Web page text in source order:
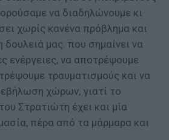
να διαδηλώνουμε κι
χωρίς κανένα πρόβλημα και
δουλειά μας: που σημαίνει να
ενέργειες, να αποτρέψουμε
τραυματισμούς και να
χώρων, γιατί το
Στρατιώτη έχει και μία
πέρα από τα μάρμαρα και